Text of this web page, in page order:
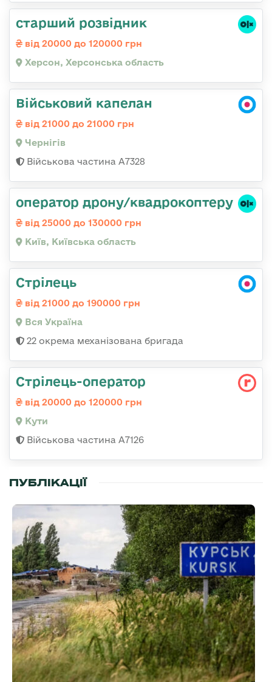
старший розвідник
від 20000 до 120000 грн
Херсон, Херсонська область
Військовий капелан
від 21000 до 21000 грн
Чернігів
Військова частина А7328
оператор дрону/квадрокоптеру
від 25000 до 130000 грн
Київ, Київська область
Стрілець
від 21000 до 190000 грн
Вся Україна
22 окрема механізована бригада
Стрілець-оператор
від 20000 до 120000 грн
Кути
Військова частина А7126
ПУБЛІКАЦІЇ